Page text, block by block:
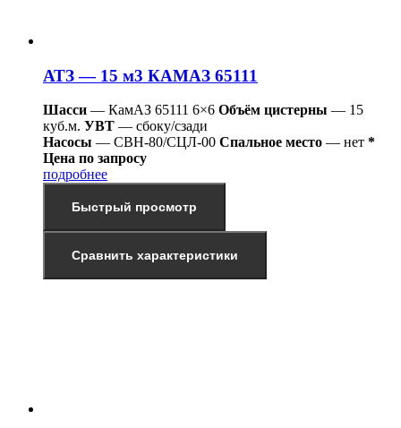
АТЗ — 15 м3 КАМАЗ 65111
Шасси — КамАЗ 65111 6×6 Объём цистерны — 15
куб.м. УВТ — сбоку/сзади
Насосы — СВН-80/СЦЛ-00 Спальное место — нет *
Цена по запросу
подробнее
Быстрый просмотр
Сравнить характеристики